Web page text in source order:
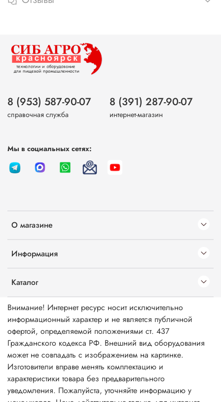
О магазине
Информация
Каталог
8 (953) 587-90-07
справочная служба
8 (391) 287-90-07
интернет-магазин
Мы в социальных сетях:
Внимание! Интернет ресурс носит исключительно
информационный характер и не является публичной
офертой, определяемой положениями ст. 437
Гражданского кодекса РФ. Внешний вид оборудования
может не совпадать с изображением на картинке.
Изготовители вправе менять комплектацию и
характеристики товара без предварительного
уведомления. Пожалуйста, уточняйте информацию у